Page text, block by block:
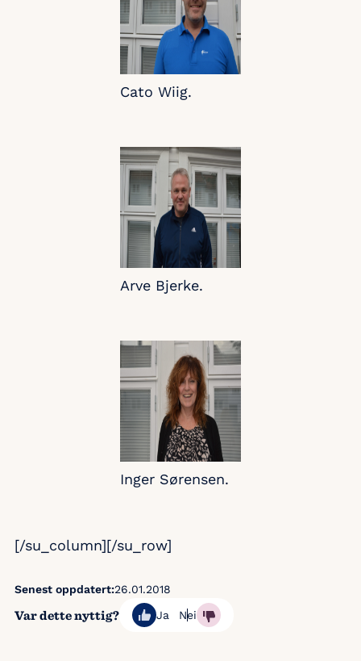
Cato Wiig.
Arve Bjerke.
Inger Sørensen.
[/su_column][/su_row]
Var dette nyttig? Ja Nei
Senest oppdatert:26.01.2018